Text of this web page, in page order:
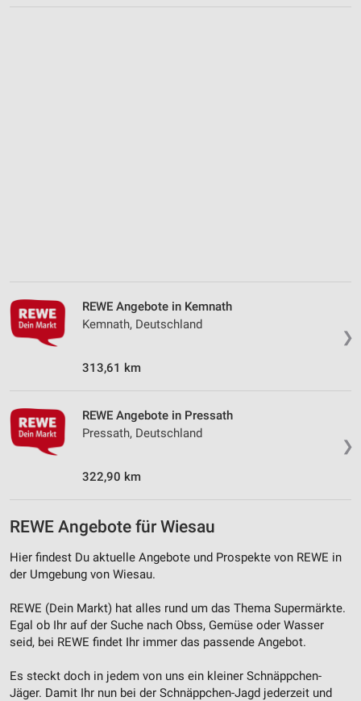
❯
REWE Angebote in Kemnath
Kemnath, Deutschland
313,61 km
❯
REWE Angebote in Pressath
Pressath, Deutschland
322,90 km
REWE Angebote für Wiesau
Hier findest Du aktuelle Angebote und Prospekte von REWE in
der Umgebung von Wiesau.
REWE (Dein Markt) hat alles rund um das Thema Supermärkte.
Egal ob Ihr auf der Suche nach Obss, Gemüse oder Wasser
seid, bei REWE findet Ihr immer das passende Angebot.
Es steckt doch in jedem von uns ein kleiner Schnäppchen-
Jäger. Damit Ihr nun bei der Schnäppchen-Jagd jederzeit und
Notwendig
Performance